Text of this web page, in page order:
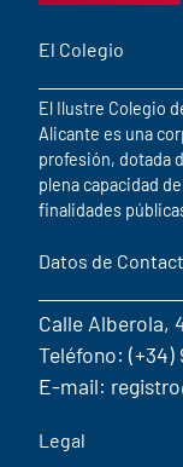
El Colegio
El Ilustre Colegio
Alicante es una
profesión, dotada
plena capacidad
finalidades
Datos de
Calle Alberola,
Teléfono: (+34)
E-mail:
Legal